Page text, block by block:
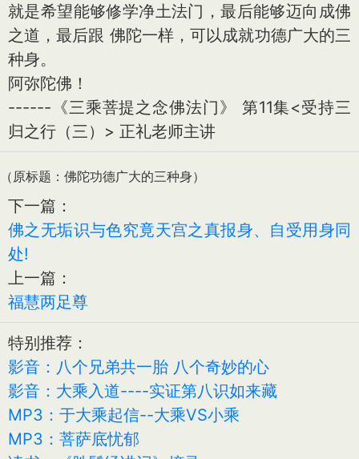
就是希望能够修学净土法门，最后能够迈向成佛
之道，最后跟 佛陀一样，可以成就功德广大的三
种身。
阿弥陀佛！
------《三乘菩提之念佛法门》 第11集<受持三
归之行（三）> 正礼老师主讲
（原标题：佛陀功德广大的三种身）
下一篇：
佛之无垢识与色究竟天宫之真报身、自受用身同
处!
上一篇：
福慧两足尊
特别推荐：
影音：八个兄弟共一胎 八个奇妙的心
影音：大乘入道----实证第八识如来藏
MP3：于大乘起信--大乘VS小乘
MP3：菩萨底忧郁